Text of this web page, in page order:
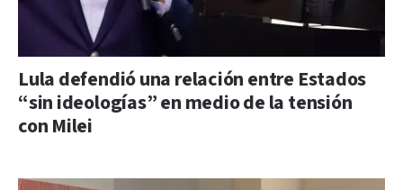
Lula defendió una relación entre Estados
“sin ideologías” en medio de la tensión
con Milei